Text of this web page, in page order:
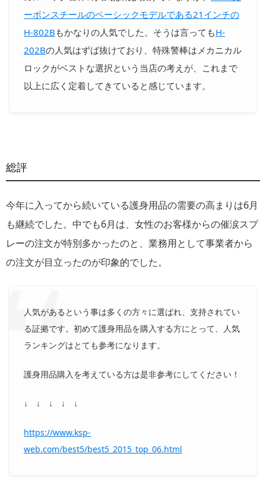
ーボンスチールのベーシックモデルである21インチの
H-802B もかなりの人気でした。そうは言ってもH-
202Bの人気はずば抜けており、特殊警棒はメカニカル
ロックがベストな選択という当店の考えが、これまで
以上に広く定着してきていると感じています。
総評
今年に入ってから続いている護身用品の需要の高まりは6月
も継続でした。中でも6月は、女性のお客様からの催涙スプ
レーの注文が特別多かったのと、業務用として事業者から
の注文が目立ったのが印象的でした。
人気があるという事は多くの方々に選ばれ、支持されてい
る証拠です。初めて護身用品を購入する方にとって、人気
ランキングはとても参考になります。
護身用品購入を考えている方は是非参考にしてください！
↓ ↓ ↓ ↓ ↓
https://www.ksp-
web.com/best5/best5_2015_top_06.html